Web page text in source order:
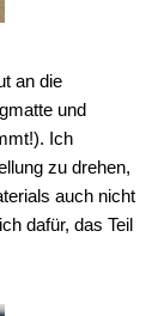
an die
und
Ich
zu drehen,
auch nicht
dafür, das Teil